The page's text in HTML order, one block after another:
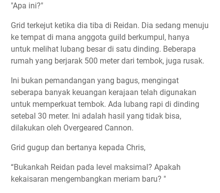
"Apa ini?"
Grid terkejut ketika dia tiba di Reidan. Dia sedang menuju
ke tempat di mana anggota guild berkumpul, hanya
untuk melihat lubang besar di satu dinding. Beberapa
rumah yang berjarak 500 meter dari tembok, juga rusak.
Ini bukan pemandangan yang bagus, mengingat
seberapa banyak keuangan kerajaan telah digunakan
untuk memperkuat tembok. Ada lubang rapi di dinding
setebal 30 meter. Ini adalah hasil yang tidak bisa,
dilakukan oleh Overgeared Cannon.
Grid gugup dan bertanya kepada Chris,
“Bukankah Reidan pada level maksimal? Apakah
kekaisaran mengembangkan meriam baru? "